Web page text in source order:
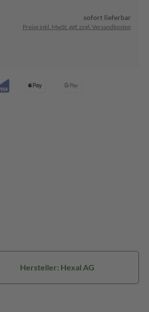
sofort lieferbar
Preise inkl. MwSt. ggf. zzgl. Versandkosten
Hersteller: Hexal AG